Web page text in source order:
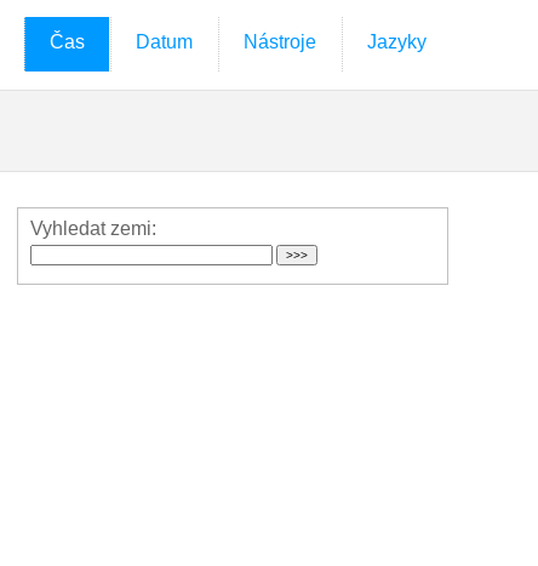
Čas Datum Nástroje Jazyky
Vyhledat zemi: